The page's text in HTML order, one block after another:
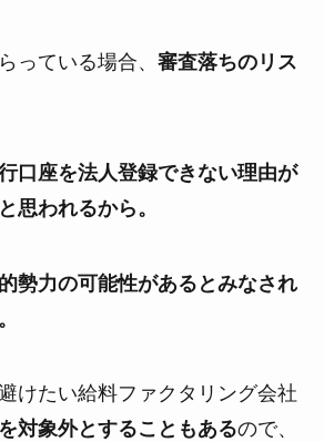
っている場合、 審査落ちのリス
行口座を法人登録できない理由が
思われるから。
勢力の可能性があるとみなされ
けたい給料ファクタリング会社
対象外とすることもあるので、